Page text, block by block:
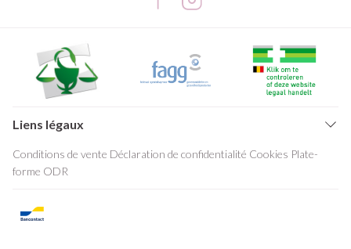
Liens légaux
Conditions de vente Déclaration de confidentialité Cookies Plate-
forme ODR